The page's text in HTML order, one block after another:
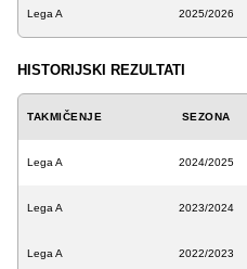
Lega A 2025/2026
HISTORIJSKI REZULTATI
TAKMIČENJE SEZONA
Lega A 2024/2025
Lega A 2023/2024
Lega A 2022/2023